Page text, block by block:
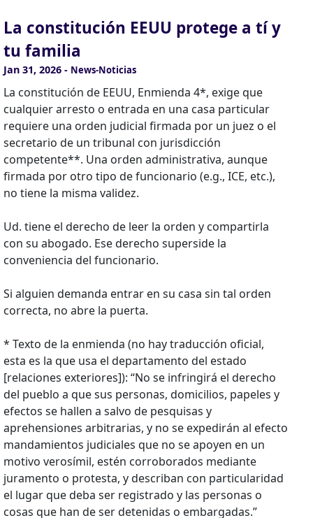
La constitución EEUU protege a tí y
tu familia
Jan 31, 2026 - News-Noticias
La constitución de EEUU, Enmienda 4*, exige que
cualquier arresto o entrada en una casa particular
requiere una orden judicial firmada por un juez o el
secretario de un tribunal con jurisdicción
competente**. Una orden administrativa, aunque
firmada por otro tipo de funcionario (e.g., ICE, etc.),
no tiene la misma validez.
Ud. tiene el derecho de leer la orden y compartirla
con su abogado. Ese derecho superside la
conveniencia del funcionario.
Si alguien demanda entrar en su casa sin tal orden
correcta, no abre la puerta.
* Texto de la enmienda (no hay traducción oficial,
esta es la que usa el departamento del estado
[relaciones exteriores]): “No se infringirá el derecho
del pueblo a que sus personas, domicilios, papeles y
efectos se hallen a salvo de pesquisas y
aprehensiones arbitrarias, y no se expedirán al efecto
mandamientos judiciales que no se apoyen en un
motivo verosímil, estén corroborados mediante
juramento o protesta, y describan con particularidad
el lugar que deba ser registrado y las personas o
cosas que han de ser detenidas o embargadas.”